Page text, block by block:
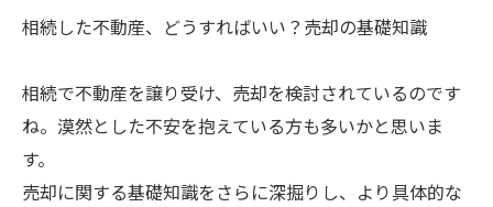
相続した不動産、どうすればいい？売却の基礎知識
相続で不動産を譲り受け、売却を検討されているのです
ね。漠然とした不安を抱えている方も多いかと思いま
す。
売却に関する基礎知識をさらに深掘りし、より具体的な